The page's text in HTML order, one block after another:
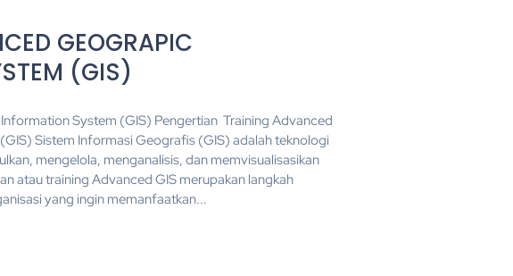
GEOGRAPIC
(GIS)
System (GIS) Pengertian Training Advanced
Sistem Informasi Geografis (GIS) adalah teknologi
mengelola, menganalisis, dan memvisualisasikan
atau training Advanced GIS merupakan langkah
yang ingin memanfaatkan...